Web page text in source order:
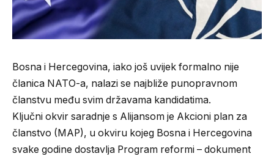
Bosna i Hercegovina, iako još uvijek formalno nije
članica NATO-a, nalazi se najbliže punopravnom
članstvu među svim državama kandidatima.
Ključni okvir saradnje s Alijansom je Akcioni plan za
članstvo (MAP), u okviru kojeg Bosna i Hercegovina
svake godine dostavlja Program reformi – dokument